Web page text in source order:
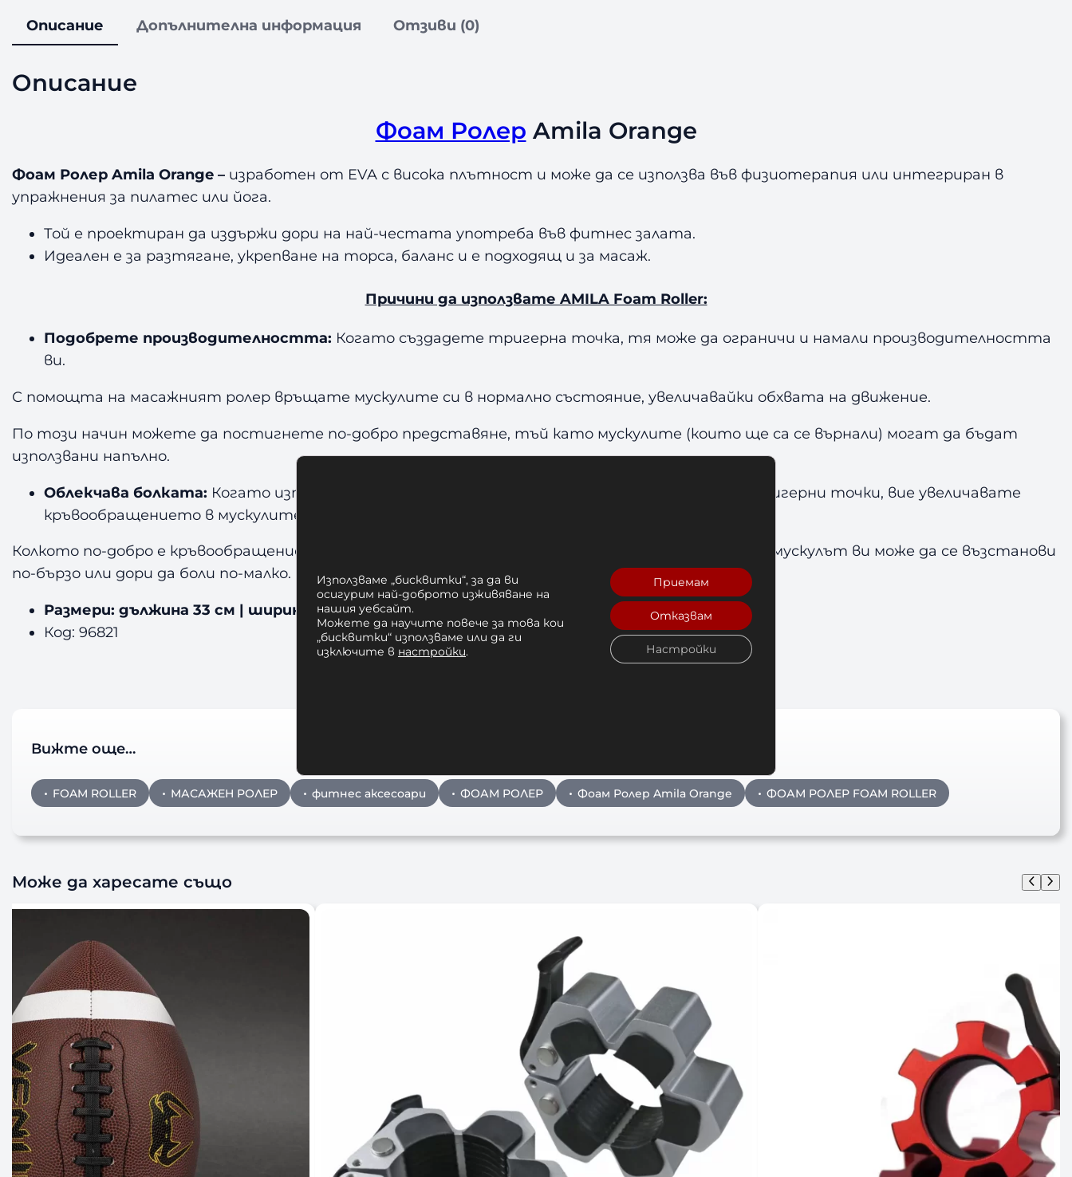
i
l
O
n
g
Описание Допълнителна информация Отзиви (0)
Описание
Фоам Ролер Amila Orange
Фоам Ролер Amila Orange – изработен от EVA с висока плътност и може да се използва във физиотерапия или интегриран в
упражнения за пилатес или йога.
Той е проектиран да издържи дори на най-честата употреба във фитнес залата.
Идеален е за разтягане, укрепване на торса, баланс и е подходящ и за масаж.
Причини да използвате AMILA Foam Roller:
Подобрете производителността: Когато създадете тригерна точка, тя може да ограничи и намали производителността
ви.
С помощта на масажният ролер връщате мускулите си в нормално състояние, увеличавайки обхвата на движение.
По този начин можете да постигнете по-добро представяне, тъй като мускулите (които ще са се върнали) могат да бъдат
използвани напълно.
Облекчава болката: Когато използвате MFR (Myofascial Release, Self-myofascial Release) в тригерни точки, вие увеличавате
кръвообращението в мускулите и съединителната тъкан.
Колкото по-добро е кръвообращението, толкова повече кислород преминава през него, така че мускулът ви може да се възстанови
по-бързо или дори да боли по-малко.
Размери: дължина 33 см | ширина 14 см.
Код: 96821
Вижте още…
FOAM ROLLER МАСАЖЕН РОЛЕР фитнес аксесоари ФОАМ РОЛЕР Фоам Ролер Amila Orange ФОАМ РОЛЕР FOAM ROLLER
Може да харесате също
Използваме „бисквитки“, за да ви
осигурим най-доброто изживяване на
нашия уебсайт.
Можете да научите повече за това кои
„бисквитки“ използваме или да ги
изключите в настройки.
Приемам
Отказвам
Настройки